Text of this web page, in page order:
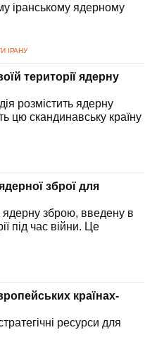
іранському ядерному
ІРАНУ
території ядерну
розмістить ядерну
цю скандинавську країну
зброї для
ядерну зброю, введену в
під час війни. Це
країнах-
ресурси для